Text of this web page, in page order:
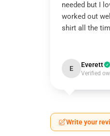
needed but I
worked out
shirt all the
E Everett
Verified
Write your